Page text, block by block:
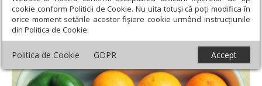
cookie conform Politicii de Cookie. Nu uita totuși că poți modifica în
orice moment setările acestor fişiere cookie urmând instrucțiunile
din Politica de Cookie.
Politica de Cookie GDPR Accept
Cum creştem protecția antioxidantă în
timpul unei infecţii